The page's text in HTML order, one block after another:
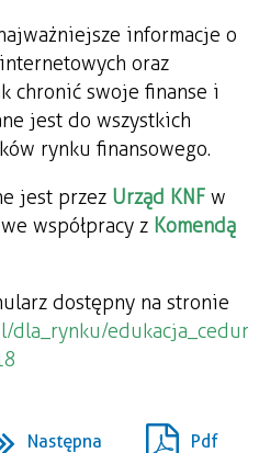
informacje o
oraz
chronić swoje finanse i
jest do wszystkich
rynku finansowego.
jest przez Urząd KNF w
współpracy z Komendą
dostępny na stronie
dla_rynku/
Następna Pdf